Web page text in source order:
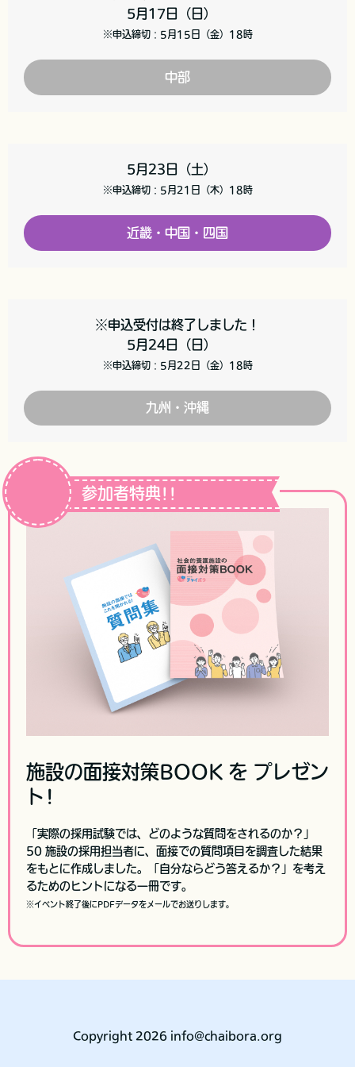
5月17日（日）
※申込締切：5月15日（金）18時
中部
5月23日（土）
※申込締切：5月21日（木）18時
近畿・中国・四国
※申込受付は終了しました！
5月24日（日）
※申込締切：5月22日（金）18時
九州・沖縄
参加者特典!!
施設の面接対策BOOK を プレゼン
ト!
「実際の採用試験では、どのような質問をされるのか？」
50 施設の採用担当者に、面接での質問項目を調査した結果
をもとに作成しました。「自分ならどう答えるか？」を考え
るためのヒントになる一冊です。
※イベント終了後にPDFデータをメールでお送りします。
Copyright 2026 info@chaibora.org